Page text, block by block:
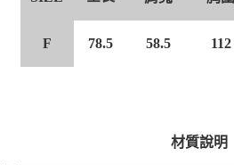
F 78.5 58.5 112
材質說明